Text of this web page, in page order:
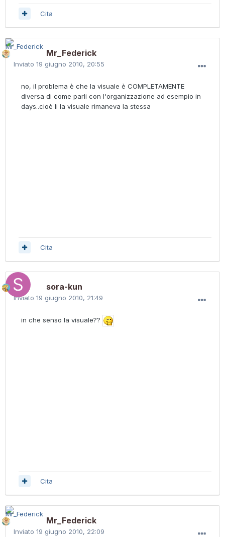
Cita
Mr_Federick
Inviato 19 giugno 2010, 20:55
no, il problema è che la visuale è COMPLETAMENTE
diversa di come parli con l'organizzazione ad esempio in
days..cioè li la visuale rimaneva la stessa
Cita
sora-kun
Inviato 19 giugno 2010, 21:49
in che senso la visuale??
Cita
Mr_Federick
Inviato 19 giugno 2010, 22:09